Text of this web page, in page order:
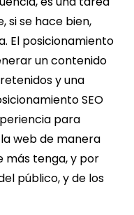
si se hace bien,
El posicionamiento
un contenido
y una
SEO
para
web de manera
más tenga, y por
público, y de los